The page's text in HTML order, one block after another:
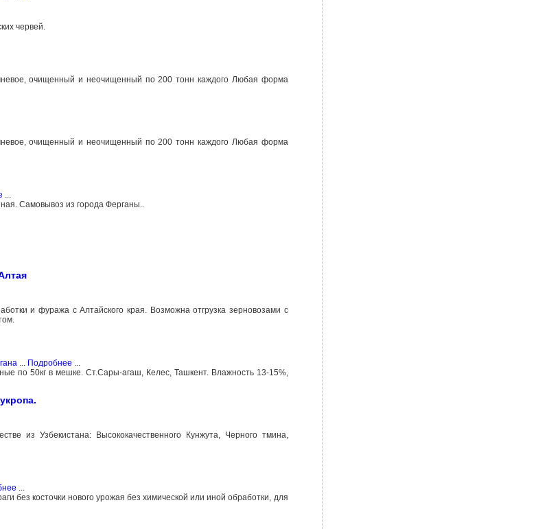
червей.
очищенный и неочищенный по 200 тонн каждого Любая форма
очищенный и неочищенный по 200 тонн каждого Любая форма
Самовывоз из города Ферганы..
и фуража с Алтайского края. Возможна отгрузка зерновозами с
Подробнее
по 50кг в мешке. Ст.Сары-агаш, Келес, Ташкент. Влажность 13-15%,
из Узбекистана: Высококачественного Кунжута, Черного тмина,
без косточки нового урожая без химической или иной обработки, для